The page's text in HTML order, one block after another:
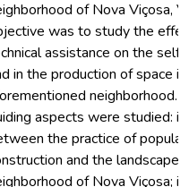
of Nova Viçosa,
was to study the
assistance on the self
in the production of space
neighborhood.
aspects were studied:
the practice of
and the landscape
of Nova Viçosa;